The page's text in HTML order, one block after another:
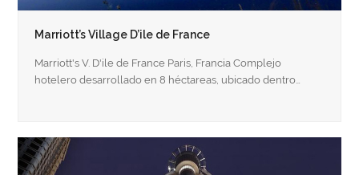
Marriott’s Village D’ile de France
Marriott's V. D'ile de France Paris, Francia Complejo
hotelero desarrollado en 8 héctareas, ubicado dentro…